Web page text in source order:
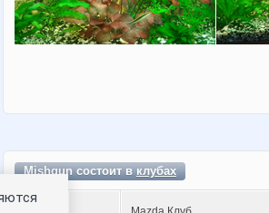
Mishgun состоит вклубах